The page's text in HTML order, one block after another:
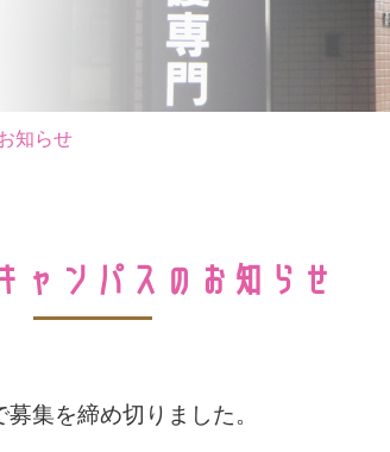
知らせ
ャンパスのお知らせ
集を締め切りました。